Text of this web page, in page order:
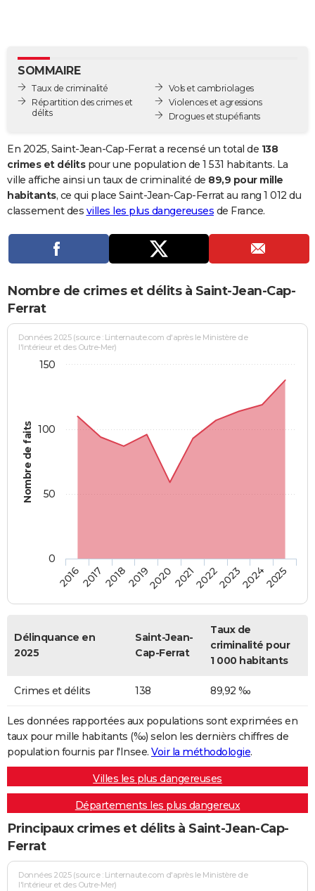
BONS PLANS
CARTE DE VOEUX
Dictionnaire
Biographies
Citations
Expressions
Proverbes
PROGRAMME TV
S'inscrire
Se connecter
Lycées
Collèges
Primaires
Universités
Entreprises
Service militaire
Avis de recherche
AVIS DE DÉCÈS
SOMMAIRE
Taux de criminalité
Répartition des crimes et
délits
Vols et cambriolages
Violences et agressions
Drogues et stupéfiants
En 2025, Saint-Jean-Cap-Ferrat a recensé un total de 138
crimes et délitspour une population de 1 531 habitants. La
ville affiche ainsi un taux de criminalité de 89,9 pour mille
habitants, ce qui place Saint-Jean-Cap-Ferrat au rang 1 012 du
classement des villes les plus dangereuses de France.
Nombre de crimes et délits à Saint-Jean-Cap-
Ferrat
Nombre de faits
Données 2025 (source : Linternaute.com d'après le Ministère de
l'Intérieur et des Outre-Mer)
2016201720182019202020212022202320242025
0
50
100
150
Délinquance en
2025
Saint-Jean-
Cap-Ferrat
Taux de
criminalité pour
1 000 habitants
Crimes et délits 138 89,92 ‰
Les données rapportées aux populations sont exprimées en
taux pour mille habitants (‰) selon les dernièrs chiffres de
population fournis par l'Insee. Voir la méthodologie.
Villes les plus dangereuses
Départements les plus dangereux
Principaux crimes et délits à Saint-Jean-Cap-
Ferrat
Données 2025 (source : Linternaute.com d'après le Ministère de
l'Intérieur et des Outre-Mer)